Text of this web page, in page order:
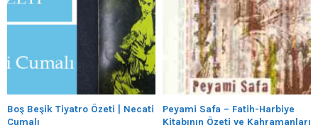
Boş Beşik Tiyatro Özeti | Necati
Cumalı
Peyami Safa – Fatih-Harbiye
Kitabının Özeti ve Kahramanları